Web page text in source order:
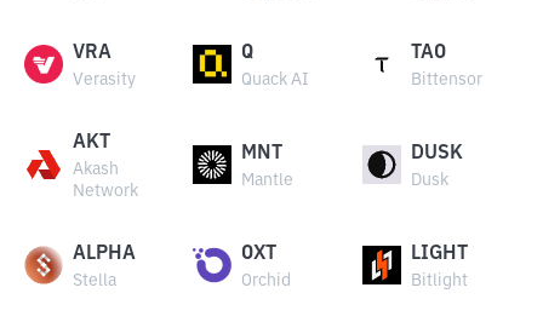
VRA
Verasity
Q
Quack AI
TAO
Bittensor
AKT
Akash
Network
MNT
Mantle
DUSK
Dusk
ALPHA
Stella
OXT
Orchid
LIGHT
Bitlight